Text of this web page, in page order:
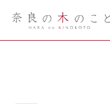
奈良の木のこ
と